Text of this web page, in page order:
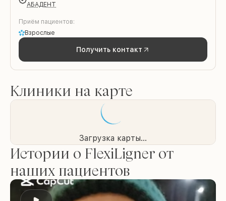
АБАДЕНТ
Приём пациентов:
Взрослые
Получить контакт
Клиники на карте
Загрузка карты...
Истории о FlexiLigner от
наших пациентов